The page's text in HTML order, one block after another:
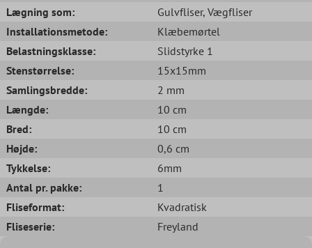
Lægning som:
Gulvfliser, Vægfliser
Installationsmetode:
Klæbemørtel
Belastningsklasse:
Slidstyrke 1
Stenstørrelse:
15x15mm
Samlingsbredde:
2 mm
Længde:
10 cm
Bred:
10 cm
Højde:
0,6 cm
Tykkelse:
6mm
Antal pr. pakke:
1
Fliseformat:
Kvadratisk
Fliseserie:
Freyland